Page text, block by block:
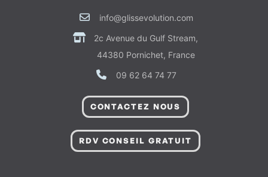
info@glissevolution.com
2c Avenue du Gulf Stream,
44380 Pornichet, France
09 62 64 74 77
CONTACTEZ NOUS
RDV CONSEIL GRATUIT